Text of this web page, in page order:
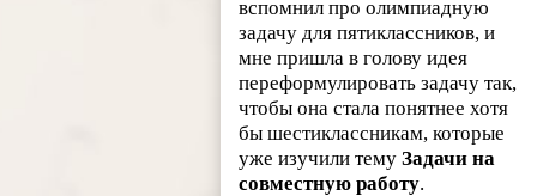
вспомнил про олимпиадную
задачу для пятиклассников, и
мне пришла в голову идея
переформулировать задачу так,
чтобы она стала понятнее хотя
бы шестиклассникам, которые
уже изучили темуЗадачи на
совместную работу.